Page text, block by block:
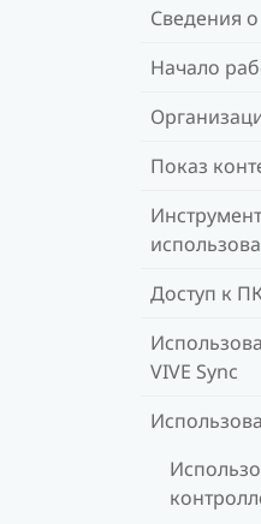
Сведения о
Начало
Показ
Доступ к
VIVE Sync